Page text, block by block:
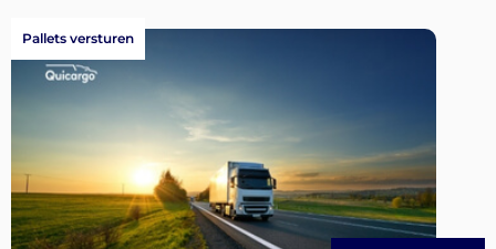
Pallets versturen